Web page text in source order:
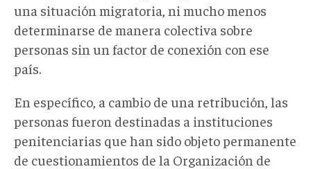
una situación migratoria, ni mucho menos
determinarse de manera colectiva sobre
personas sin un factor de conexión con ese
país.
En específico, a cambio de una retribución, las
personas fueron destinadas a instituciones
penitenciarias que han sido objeto permanente
de cuestionamientos de la Organización de